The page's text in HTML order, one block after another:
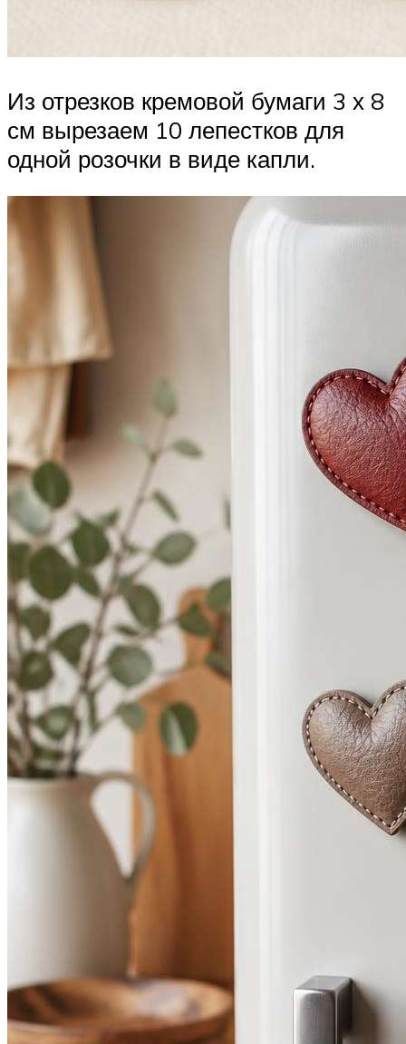
Из отрезков кремовой бумаги 3 х 8
см вырезаем 10 лепестков для
одной розочки в виде капли.